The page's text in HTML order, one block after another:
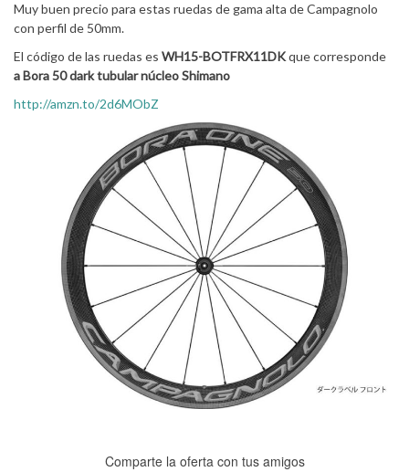
Muy buen precio para estas ruedas de gama alta de Campagnolo
con perfil de 50mm.
El código de las ruedas es WH15-BOTFRX11DKque corresponde
a Bora 50 dark tubular núcleo Shimano
http://amzn.to/2d6MObZ
Comparte la oferta con tus amigos